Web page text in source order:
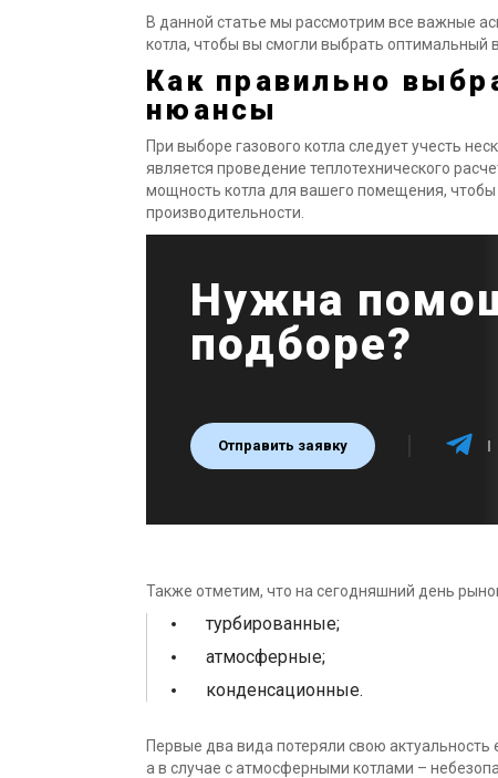
В данной статье мы рассмотрим все важные
котла, чтобы вы смогли выбрать оптимальный
Как правильно
нюансы
При выборе газового котла следует учесть
является проведение теплотехнического
мощность котла для вашего помещения,
производительности.
Нужна
подборе?
Отправить заявку
Также отметим, что на сегодняшний день
турбированные;
атмосферные;
конденсационные.
Первые два вида потеряли свою
а в случае с атмосферными котлами –